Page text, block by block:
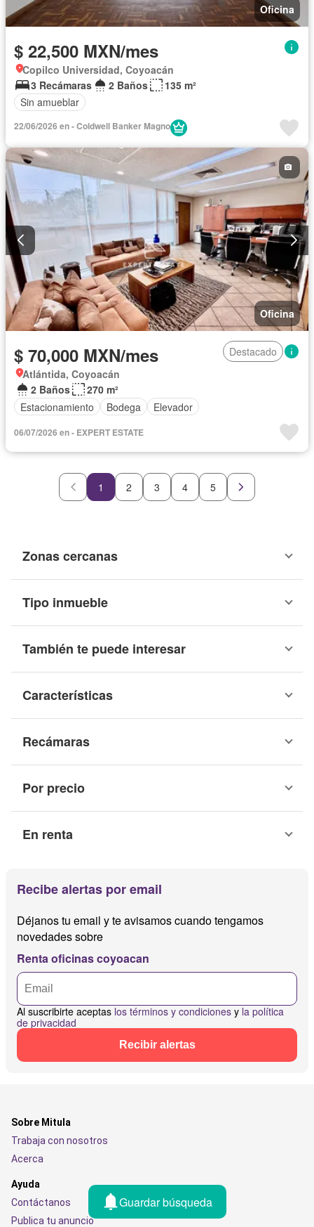
Oficina
$ 22,500 MXN/mes
Copilco Universidad, Coyoacán
3 Recámaras
2 Baños
135 m²
Sin amueblar
22/06/2026 en - Coldwell Banker Magno
Oficina
$ 70,000 MXN/mes
Destacado
Atlántida, Coyoacán
2 Baños
270 m²
Estacionamiento
Bodega Elevador
06/07/2026 en - EXPERT ESTATE
1 2 3 4 5
Zonas cercanas
Tipo inmueble
También te puede interesar
Características
Recámaras
Por precio
En renta
Recibe alertas por email
Déjanos tu email y te avisamos cuando tengamos
novedades sobre
Renta oficinas coyoacan
Al suscribirte aceptas los términos y condiciones y la política
de privacidad
Recibir alertas
Guardar búsqueda
Sobre Mitula
Trabaja con nosotros
Acerca
Ayuda
Contáctanos
Publica tu anuncio